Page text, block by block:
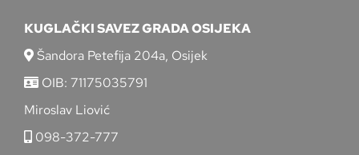
KUGLAČKI SAVEZ GRADA OSIJEKA
Šandora Petefija 204a, Osijek
OIB: 71175035791
Miroslav Liović
098-372-777